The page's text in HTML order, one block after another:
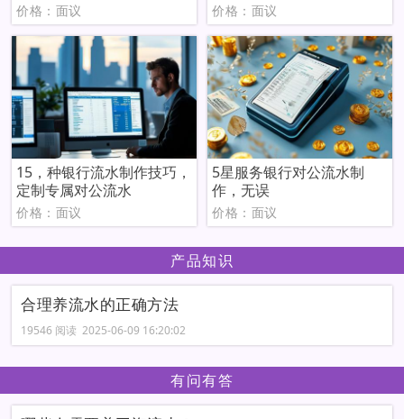
价格：面议 价格：面议
15，种银行流水制作技巧，
定制专属对公流水
价格：面议
5星服务银行对公流水制
作，无误
价格：面议
产品知识
合理养流水的正确方法
19546 阅读 2025-06-09 16:20:02
有问有答